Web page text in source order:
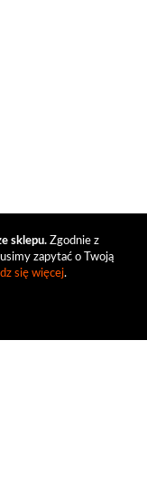
sklepu. Zgodnie z
zapytać o Twoją
się więcej.